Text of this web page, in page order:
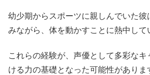
幼少期からスポーツに親しんでいた彼
みながら、体を動かすことに熱中して
これらの経験が、声優として多彩な
ける力の基礎となった可能性がありま